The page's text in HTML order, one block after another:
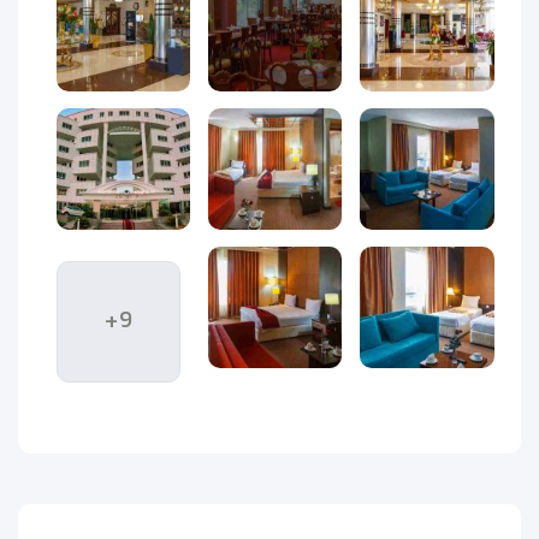
جزیره به‌شمار می‌آید. این هتل با نمایی مدرن و ساختاری متقارن،
جلوه‌ای خاص به منطقه توریستی اطراف خود داده است.
ویژگی‌های ظاهری ساختمان هتل:
هتل ایران دارای ساختمانی ۸ طبقه با نمایی سفید و شیشه‌ای، که
ترکیبی از سنگ‌های روشن، پنل‌های شیشه‌ای بزرگ، نمایی لوکس و
مدرن ایجاد کرده که در شب با نورپردازی حرفه‌ای، جلوه‌ای چشمگیر
به هتل می‌دهد. فضای ورودی هتل با سقف بلند، لوسترهای
مدرن، دیوارهای سنگی و مبلمان شیک طراحی شده که حس ورود
به یک هتل سطح بالا را منتقل می‌کند. از طبقات بالایی هتل،
منظره‌ای زیبا از دریای خلیج فارس و بخش‌های سرسبز جزیره قابل
مشاهده است که جذابیت اقامت را دوچندان می‌کند.
+9